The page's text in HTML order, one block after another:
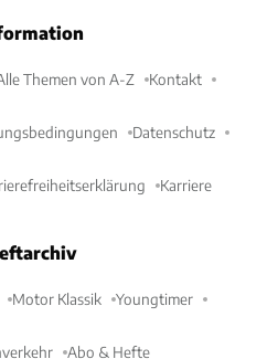
Themen von A-Z Kontakt
Datenschutz
Karriere
Motor Klassik Youngtimer
Abo & Hefte